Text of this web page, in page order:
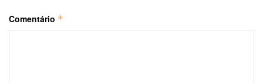
Comentário *